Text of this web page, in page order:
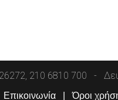
210 6810 700
Επικοινωνία Όροι